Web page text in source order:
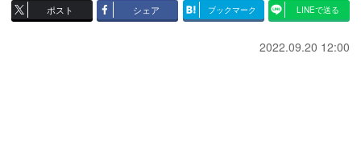
ポスト シェア ブックマーク LINEで送る
2022.09.20 12:00